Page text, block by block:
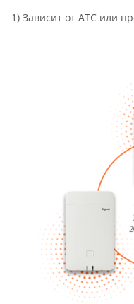
1) Зависит от АТС или